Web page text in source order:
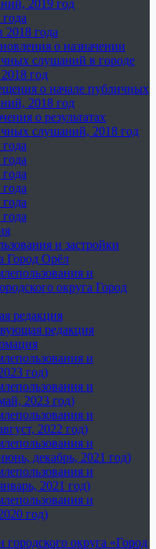
2019 год
2018 года
о назначении
слушаний в городе
год
о начале публичных
2018 год
о результатах
слушаний, 2018 год
и застройки
Город Орёл
и
округа Город
редакция
редакция
и
год)
и
2023 год)
и
2022 год)
и
декабрь, 2021 год)
и
2021 год)
и
год)
городского округа «Город